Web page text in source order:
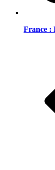
France :